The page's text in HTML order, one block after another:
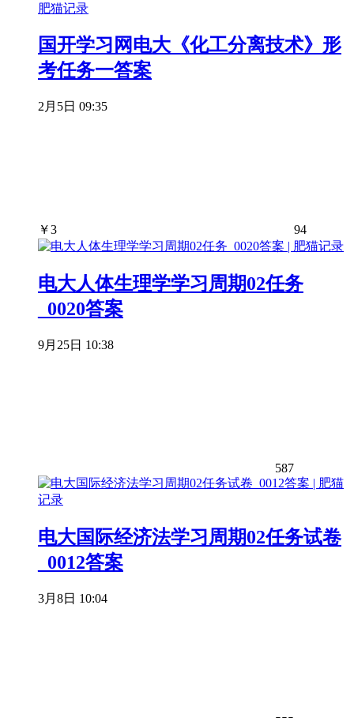
国开学习网电大《化工分离技术》形
考任务一答案
2月5日 09:35
￥3 94
电大人体生理学学习周期02任务
_0020答案
9月25日 10:38
587
电大国际经济法学习周期02任务试卷
_0012答案
3月8日 10:04